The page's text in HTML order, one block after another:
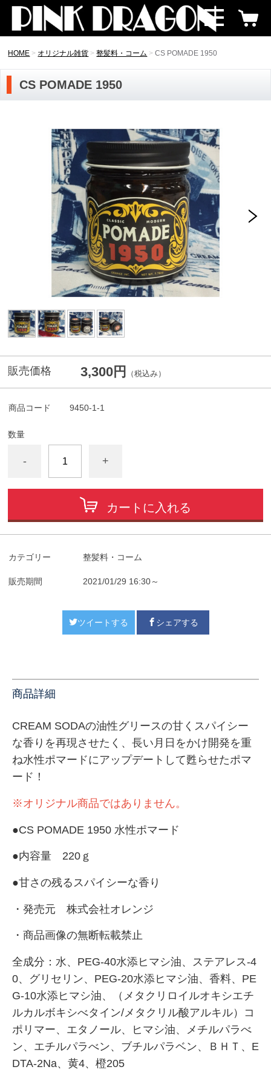
HOME オリジナル雑貨 整髪料・コーム CS POMADE 1950
CS POMADE 1950
販売価格 3,300円 （税込み）
商品コード 9450-1-1
数量
- +
カートに入れる
カテゴリー 整髪料・コーム
販売期間 2021/01/29 16:30～
ツイートする シェアする
商品詳細
CREAM SODAの油性グリースの甘くスパイシー
な香りを再現させたく、長い月日をかけ開発を重
ね水性ポマードにアップデートして甦らせたポマ
ード！
※オリジナル商品ではありません。
●CS POMADE 1950 水性ポマード
●内容量 220ｇ
●甘さの残るスパイシーな香り
・発売元 株式会社オレンジ
・商品画像の無断転載禁止
全成分：水、PEG-40水添ヒマシ油、ステアレス-4
0、グリセリン、PEG-20水添ヒマシ油、香料、PE
G-10水添ヒマシ油、（メタクリロイルオキシエチ
ルカルボキシべタイン/メタクリル酸アルキル）コ
ポリマー、エタノール、ヒマシ油、メチルパラべ
ン、エチルパラべン、ブチルパラベン、ＢＨＴ、E
DTA-2Na、黄4、橙205